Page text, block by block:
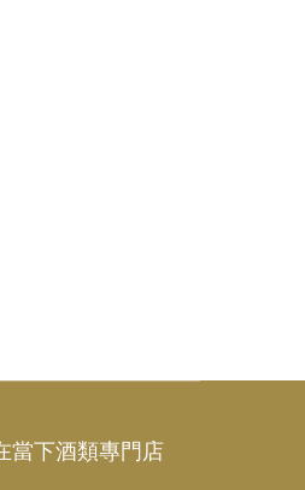
當下酒類專門店